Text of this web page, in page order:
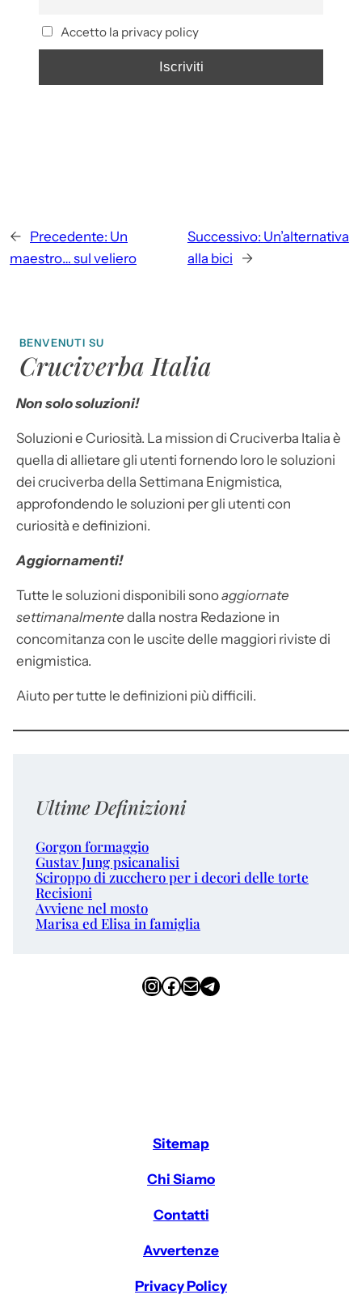
Accetto la privacy policy
← Precedente: Un
maestro… sul veliero
Successivo: Un’alternativa
alla bici
→
BENVENUTI SU
Cruciverba Italia
Non solo soluzioni!
Soluzioni e Curiosità. La mission di Cruciverba Italia è
quella di allietare gli utenti fornendo loro le soluzioni
dei cruciverba della Settimana Enigmistica,
approfondendo le soluzioni per gli utenti con
curiosità e definizioni.
Aggiornamenti!
Tutte le soluzioni disponibili sonoaggiornate
settimanalmente dalla nostra Redazione in
concomitanza con le uscite delle maggiori riviste di
enigmistica.
Aiuto per tutte le definizioni più difficili.
Ultime Definizioni
Gorgon formaggio
Gustav Jung psicanalisi
Sciroppo di zucchero per i decori delle torte
Recisioni
Avviene nel mosto
Marisa ed Elisa in famiglia
InstagramFacebook Email Telegram
Sitemap
Chi Siamo
Contatti
Avvertenze
Privacy Policy